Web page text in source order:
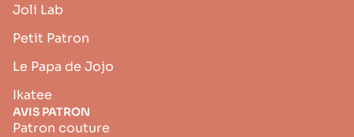
Joli Lab
Petit Patron
Le Papa de Jojo
Ikatee
AVIS PATRON
Patron couture